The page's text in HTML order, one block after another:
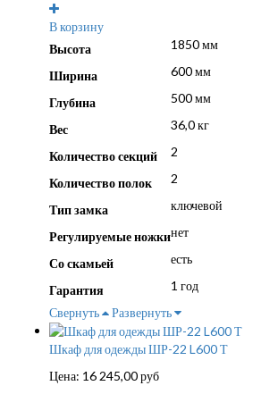
В корзину
Высота
1850 мм
Ширина 600 мм
Глубина 500 мм
Вес 36,0 кг
Количество секций 2
Количество полок 2
Тип замка ключевой
Регулируемые ножкинет
Со скамьей есть
Гарантия
1 год
Свернуть
Развернуть
Шкаф для одежды ШР-22 L600 Т
Цена: 16 245,00руб